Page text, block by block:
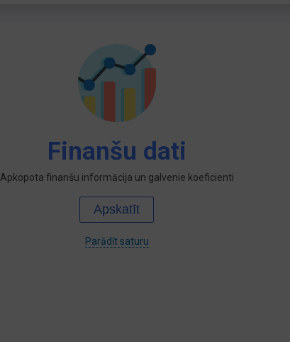
Finanšu dati
Apkopota finanšu informācija un galvenie koeficienti
Apskatīt
Parādīt saturu